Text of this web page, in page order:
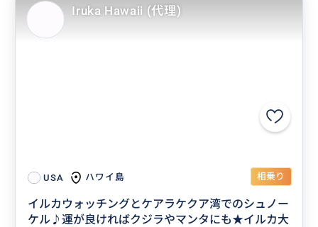
USA ハワイ島 相乗り
イルカウォッチングとケアラケクア湾でのシュノー
ケル♪運が良ければクジラやマンタにも★イルカ大
Iruka Hawaii (代理)